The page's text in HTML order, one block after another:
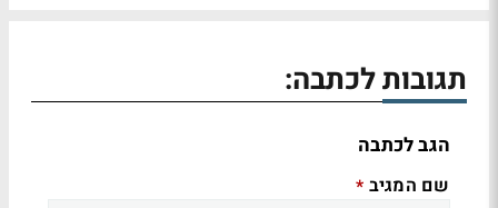
תגובות לכתבה:
הגב לכתבה
שם המגיב *